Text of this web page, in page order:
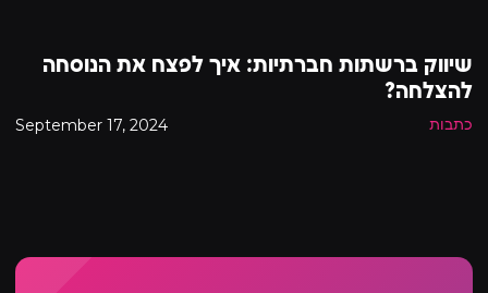
שיווק ברשתות חברתיות: איך לפצח את הנוסחה
להצלחה?
כתבות September 17, 2024